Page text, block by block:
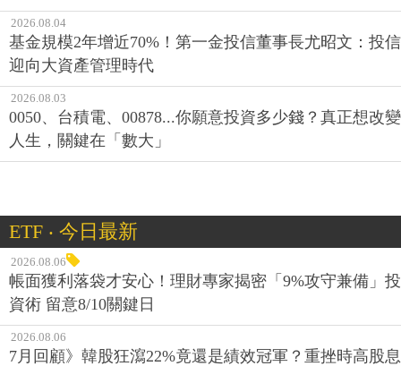
2026.08.04
基金規模2年增近70%！第一金投信董事長尤昭文：投信
迎向大資產管理時代
2026.08.03
0050、台積電、00878...你願意投資多少錢？真正想改變
人生，關鍵在「數大」
ETF ‧ 今日最新
2026.08.06
帳面獲利落袋才安心！理財專家揭密「9%攻守兼備」投
資術 留意8/10關鍵日
2026.08.06
7月回顧》韓股狂瀉22%竟還是績效冠軍？重挫時高股息